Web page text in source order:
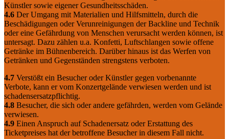
Künstler sowie eigener Gesundheitsschäden.
4.6 Der Umgang mit Materialien und Hilfsmitteln, durch die
Beschädigungen oder Verunreinigungen der Backline und Technik
oder eine Gefährdung von Menschen verursacht werden können, ist
untersagt. Dazu zählen u.a. Konfetti, Luftschlangen sowie offene
Getränke im Bühnenbereich. Darüber hinaus ist das Werfen von
Getränken und Gegenständen strengstens verboten.
4.7 Verstößt ein Besucher oder Künstler gegen vorbenannte
Verbote, kann er vom Konzertgelände verwiesen werden und ist
schadensersatzpflichtig.
4.8 Besucher, die sich oder andere gefährden, werden vom Gelände
verwiesen.
4.9 Einen Anspruch auf Schadenersatz oder Erstattung des
Ticketpreises hat der betroffene Besucher in diesem Fall nicht.